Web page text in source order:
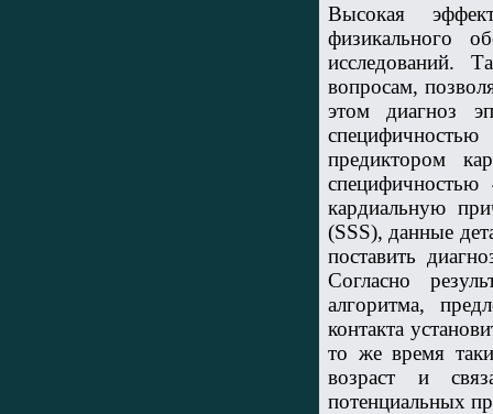
Высокая
физикального
исследований.
вопросам,
этом диагноз
предиктором
специфичностью
кардиальную
(SSS), данные
поставить
Согласно
алгоритма,
контакта
то же время
возраст и
потенциальных